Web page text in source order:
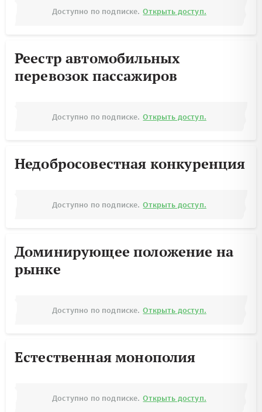
Доступно по подписке. Открыть доступ.
Реестр автомобильных
перевозок пассажиров
Доступно по подписке. Открыть доступ.
Недобросовестная конкуренция
Доступно по подписке. Открыть доступ.
Доминирующее положение на
рынке
Доступно по подписке. Открыть доступ.
Естественная монополия
Доступно по подписке. Открыть доступ.